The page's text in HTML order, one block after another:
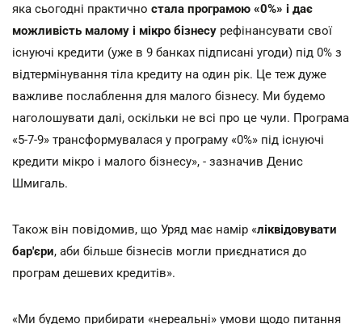
яка сьогодні практично стала програмою «0%» і дає
можливість малому і мікро бізнесу рефінансувати свої
існуючі кредити (уже в 9 банках підписані угоди) під 0% з
відтермінування тіла кредиту на один рік. Це теж дуже
важливе послаблення для малого бізнесу. Ми будемо
наголошувати далі, оскільки не всі про це чули. Програма
«5-7-9» трансформувалася у програму «0%» під існуючі
кредити мікро і малого бізнесу», - зазначив Денис
Шмигаль.
Також він повідомив, що Уряд має намір «ліквідовувати
бар'єри, аби більше бізнесів могли приєднатися до
програм дешевих кредитів».
«Ми будемо прибирати «нереальні» умови щодо питання